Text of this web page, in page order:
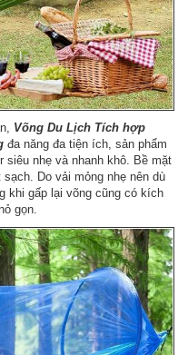
Võng Du Lịch Tích hợp
đa năng đa tiện ích, sản phẩm
nhẹ và nhanh khô. Bề mặt
Do vải mỏng nhẹ nên dù
gấp lại võng cũng có kích
gọn.